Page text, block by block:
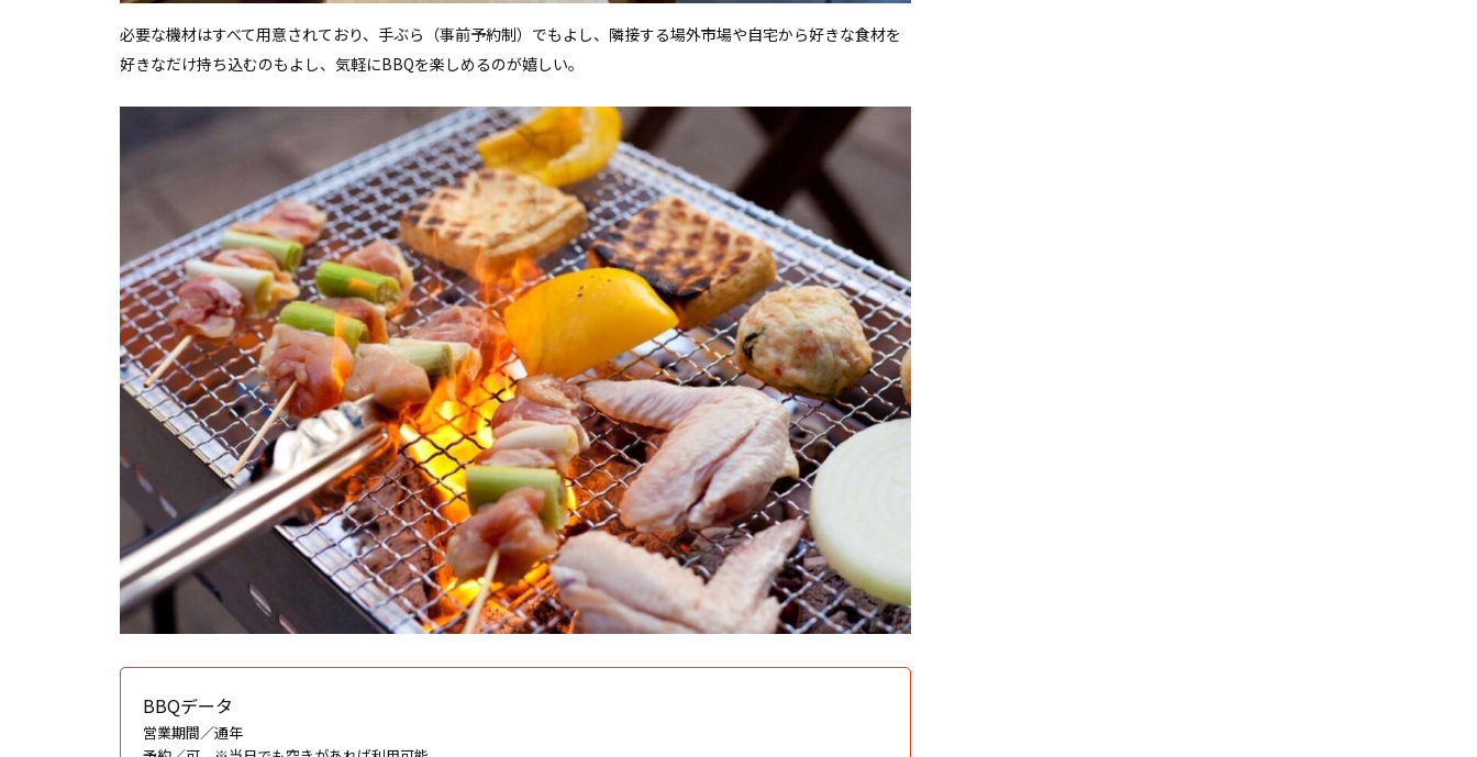
必要な機材はすべて用意されており、手ぶら（事前予約制）でもよし、隣接する場外市場や自宅から好きな食材を
好きなだけ持ち込むのもよし、気軽にBBQを楽しめるのが嬉しい。
BBQデータ
営業期間／通年